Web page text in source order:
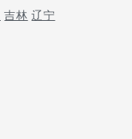
吉林 辽宁